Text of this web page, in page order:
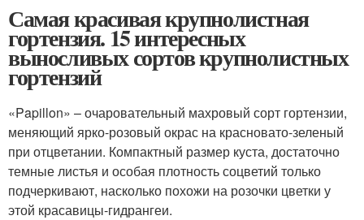
Самая красивая крупнолистная
гортензия. 15 интересных
выносливых сортов крупнолистных
гортензий
«Papillon» – очаровательный махровый сорт гортензии,
меняющий ярко-розовый окрас на красновато-зеленый
при отцветании. Компактный размер куста, достаточно
темные листья и особая плотность соцветий только
подчеркивают, насколько похожи на розочки цветки у
этой красавицы-гидрангеи.